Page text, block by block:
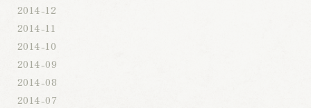
2014-12
2014-11
2014-10
2014-09
2014-08
2014-07